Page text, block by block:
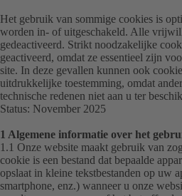
Het gebruik van sommige cookies is
worden in- of uitgeschakeld. Alle
gedeactiveerd. Strikt noodzakelijke
geactiveerd, omdat ze essentieel zijn
site. In deze gevallen kunnen ook
uitdrukkelijke toestemming, omdat
technische redenen niet aan u ter
Status: November 2025
1 Algemene informatie over het
1.1 Onze website maakt gebruik van
cookie is een bestand dat bepaalde
opslaat in kleine tekstbestanden op uw
smartphone, enz.) wanneer u onze